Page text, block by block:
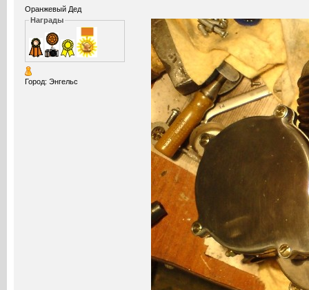
Оранжевый Дед
Награды
Город: Энгельс